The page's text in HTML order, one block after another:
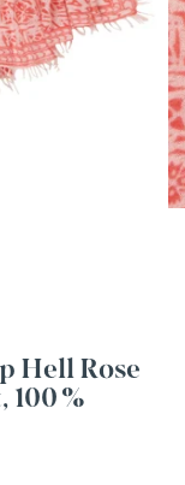
Hell Rose
%